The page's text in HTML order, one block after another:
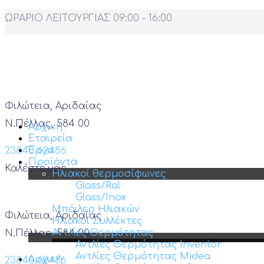
ΩΡΑΡΙΟ ΛΕΙΤΟΥΡΓΙΑΣ 09:00 - 16:00
Φιλώτεια, Αριδαίας
Ν.Πέλλας, 584 00
23840 62486
Καλέστε μας
Αρχική
Εταιρεία
Έργα
Προϊόντα
Ηλιακοί θερμοσίφωνες
Glass/Ral
Glass/Inox
Μπόιλερ Ηλιακών
Ηλιακοί Συλλέκτες
Αντλίες Θερμότητας
Αντλίες Θερμότητας Inventor
Αντλίες Θερμότητας Midea
Φιλώτεια, Αριδαίας
Ν.Πέλλας, 584 00
23840 62486
Αρχική